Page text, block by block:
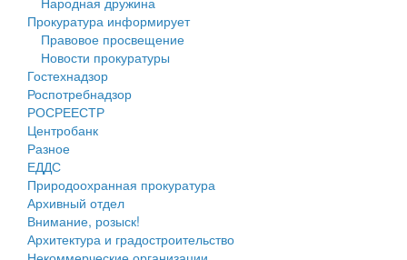
Генеральные планы
Проекты планировки территории
Собрание депутатов
Городское поселение
Сельские поселения
Прокуратура информирует
Правовое просвещение
Новости прокуратуры
Гостехнадзор
Роспотребнадзор
РОСРЕЕСТР
Центробанк
Разное
ЕДДС
Природоохранная прокуратура
Архивный отдел
Внимание, розыск!
Архитектура и градостроительство